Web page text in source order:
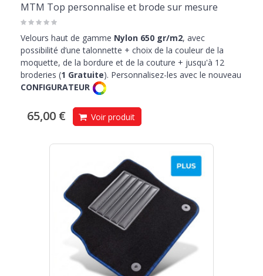
MTM Top personnalise et brode sur mesure
Velours haut de gamme Nylon 650 gr/m2, avec
possibilité d’une talonnette + choix de la couleur de la
moquette, de la bordure et de la couture + jusqu'à 12
broderies (1 Gratuite). Personnalisez-les avec le nouveau
CONFIGURATEUR
65,00 € Voir produit